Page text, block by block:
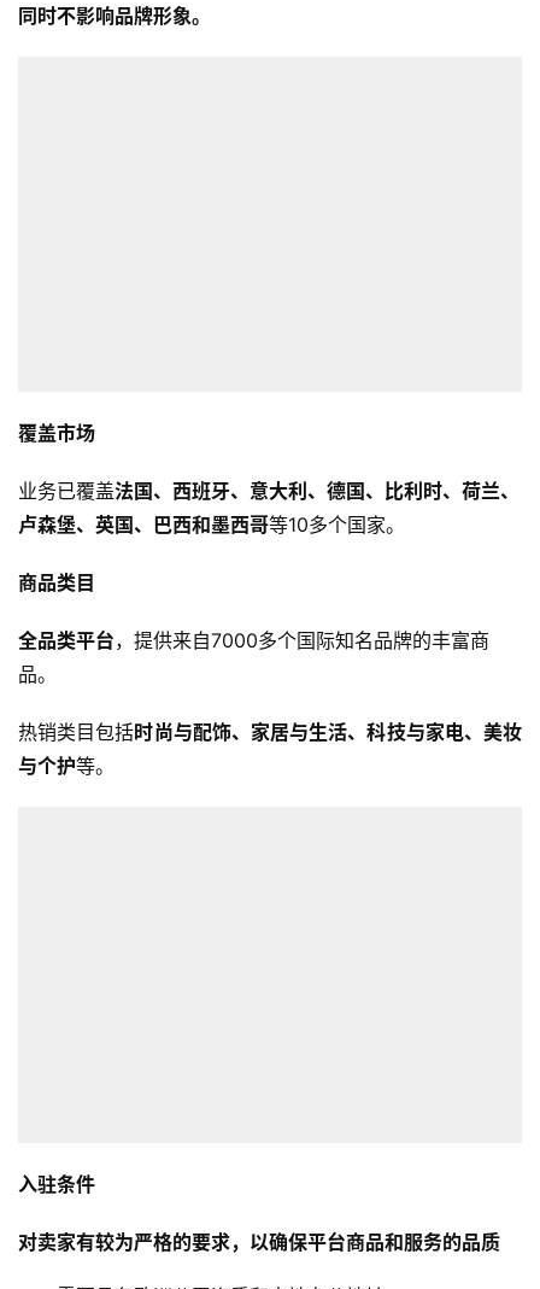
球
同时不影响品牌形象。
覆盖市场
业务已覆盖法国、西班牙、意大利、德国、比利时、荷兰、
卢森堡、英国、巴西和墨西哥等10多个国家。
商品类目
全品类平台，提供来自7000多个国际知名品牌的丰富商
品。
热销类目包括时尚与配饰、家居与生活、科技与家电、美妆
与个护等。
入驻条件
对卖家有较为严格的要求，以确保平台商品和服务的品质